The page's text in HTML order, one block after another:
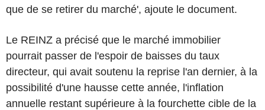
que de se retirer du marché', ajoute le document.
Le REINZ a précisé que le marché immobilier
pourrait passer de l'espoir de baisses du taux
directeur, qui avait soutenu la reprise l'an dernier, à la
possibilité d'une hausse cette année, l'inflation
annuelle restant supérieure à la fourchette cible de la